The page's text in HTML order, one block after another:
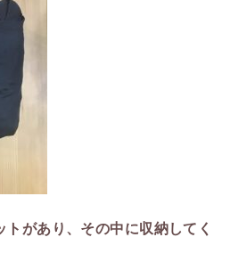
があり、その中に収納してく